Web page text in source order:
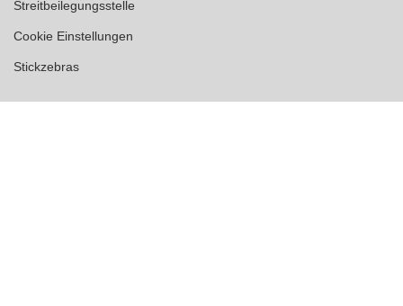
Streitbeilegungsstelle
Cookie Einstellungen
Stickzebras